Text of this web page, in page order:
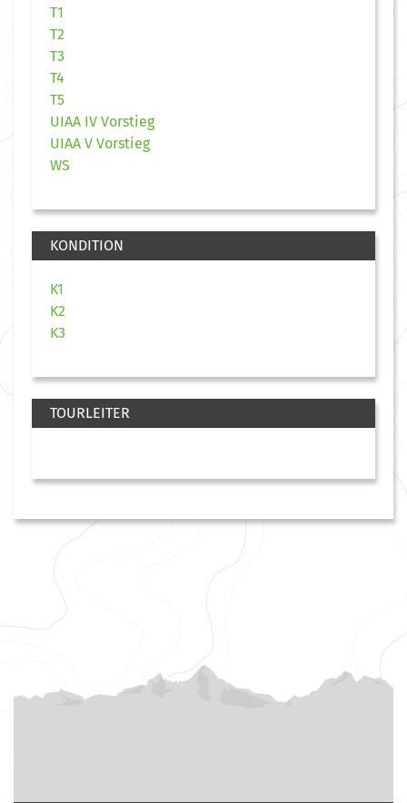
T1
T2
T3
T4
T5
UIAA IV Vorstieg
UIAA V Vorstieg
WS
KONDITION
K1
K2
K3
TOURLEITER